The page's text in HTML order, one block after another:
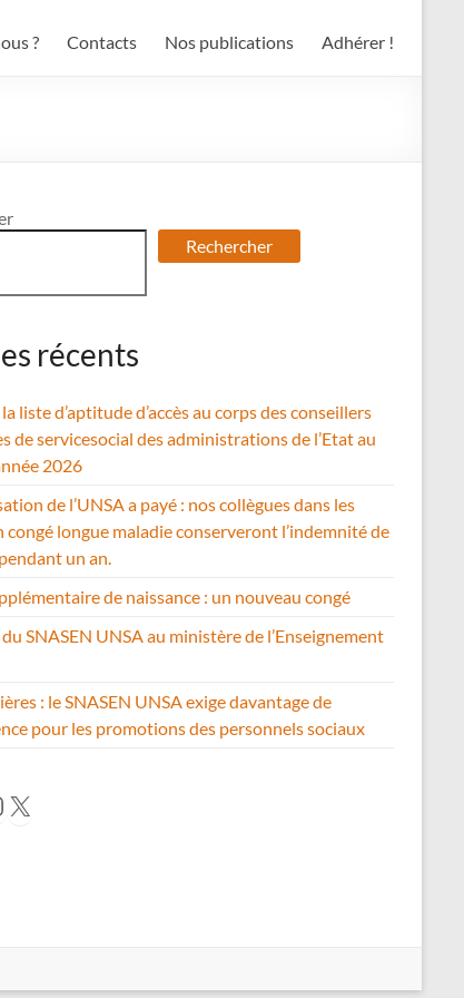
? Contacts Nos publications Adhérer !
Rechercher
récents
liste d’aptitude d’accès au corps des conseillers
de servicesocial des administrations de l’Etat au
2026
de l’UNSA a payé : nos collègues dans les
congé longue maladie conserveront l’indemnité de
un an.
de naissance : un nouveau congé
SNASEN UNSA au ministère de l’Enseignement
: le SNASEN UNSA exige davantage de
pour les promotions des personnels sociaux
X